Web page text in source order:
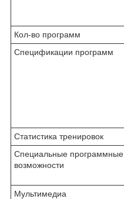
Кол-во программ
Спецификации программ
Статистика тренировок
Специальные программные
возможности
Мультимедиа